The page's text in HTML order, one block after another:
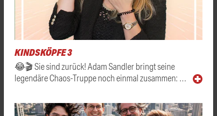
KINDSKÖPFE 3
😂🎬 Sie sind zurück! Adam Sandler bringt seine
legendäre Chaos-Truppe noch einmal zusammen: …